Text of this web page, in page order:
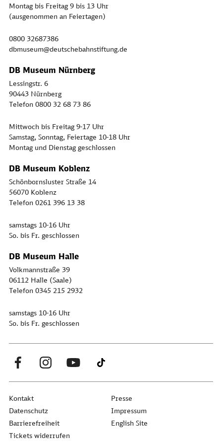
Montag bis Freitag 9 bis 13 Uhr
(ausgenommen an Feiertagen)
0800 32687386
dbmuseum@deutschebahnstiftung.de
DB Museum Nürnberg
Lessingstr. 6
90443 Nürnberg
Telefon 0800 32 68 73 86
Mittwoch bis Freitag 9-17 Uhr
Samstag, Sonntag, Feiertage 10-18 Uhr
Montag und Dienstag geschlossen
DB Museum Koblenz
Schönbornsluster Straße 14
56070 Koblenz
Telefon 0261 396 13 38
samstags 10-16 Uhr
So. bis Fr. geschlossen
DB Museum Halle
Volkmannstraße 39
06112 Halle (Saale)
Telefon 0345 215 2932
samstags 10-16 Uhr
So. bis Fr. geschlossen
Kontakt
Presse
Datenschutz
Impressum
Barrierefreiheit
English Site
Tickets widerrufen